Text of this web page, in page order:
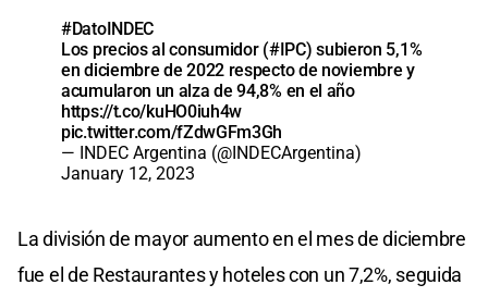
#DatoINDEC
Los precios al consumidor (#IPC) subieron 5,1%
en diciembre de 2022 respecto de noviembre y
acumularon un alza de 94,8% en el año
https://t.co/kuHO0iuh4w
pic.twitter.com/fZdwGFm3Gh
— INDEC Argentina (@INDECArgentina)
January 12, 2023
La división de mayor aumento en el mes de diciembre
fue el de Restaurantes y hoteles con un 7,2%, seguida